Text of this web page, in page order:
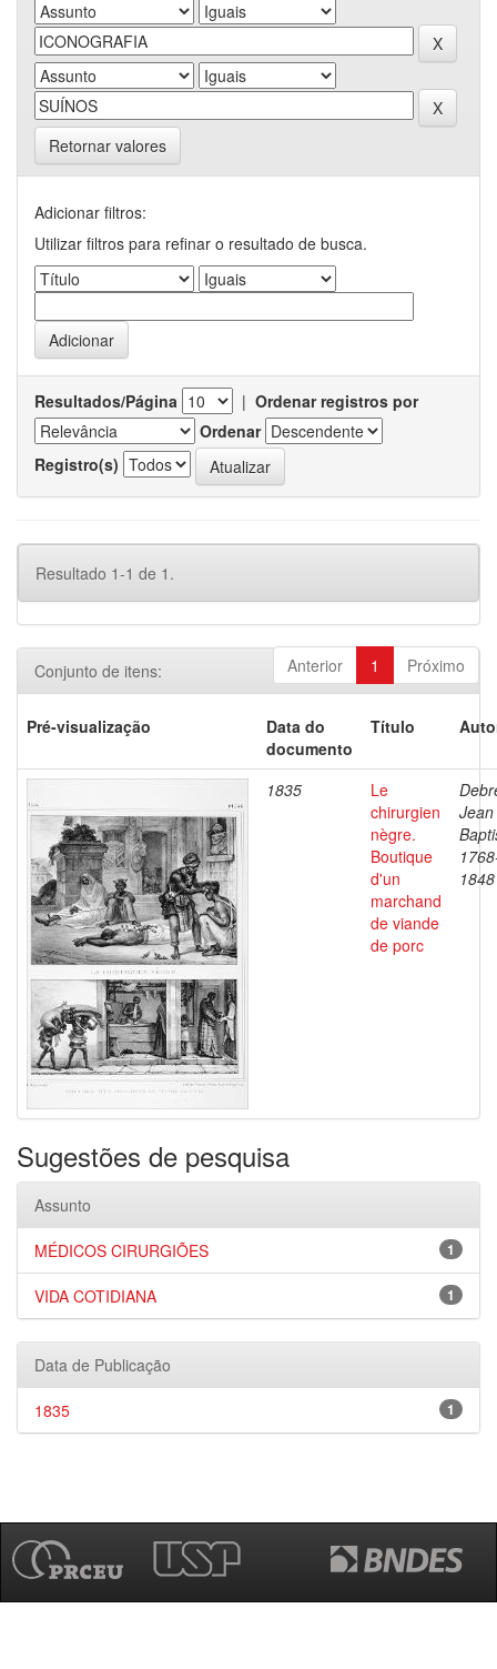
Retornar valores
Adicionar filtros:
Utilizar filtros para refinar o resultado de busca.
Resultados/Página | Ordenar registros por
Ordenar
Registro(s)
Resultado 1-1 de 1.
Anterior 1 Próximo
Conjunto de itens:
Pré-visualização
Data do
documento
Título
1835
Le
chirurgien
nègre.
Boutique
d'un
marchand
de viande
de porc
Jean
1848
Sugestões de pesquisa
Assunto
1
MÉDICOS CIRURGIÕES
1
VIDA COTIDIANA
Data de Publicação
1
1835